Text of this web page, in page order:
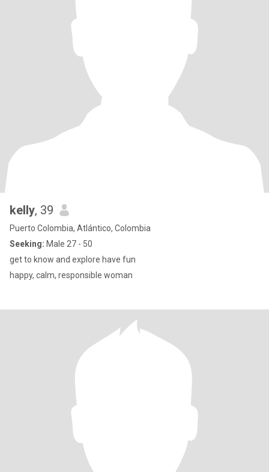
kelly, 39
Puerto Colombia, Atlántico, Colombia
Seeking: Male 27 - 50
get to know and explore have fun
happy, calm, responsible woman